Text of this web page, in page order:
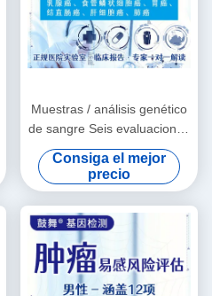
Muestras / análisis genético
de sangre Seis evaluaciones
de riesgo para la
susceptibilidad del tumor
femenino
Consiga el mejor
precio